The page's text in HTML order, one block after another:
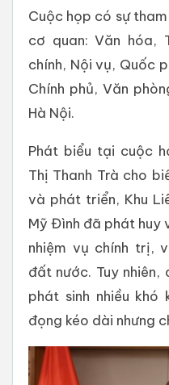
Cuộc họp có sự
cơ quan: Văn hóa,
chính, Nội vụ, Quốc
Chính phủ, Văn
Hà Nội.
Phát biểu tại cuộc
Thị Thanh Trà cho
và phát triển, Khu
Mỹ Đình đã phát
nhiệm vụ chính trị,
đất nước. Tuy
phát sinh nhiều
đọng kéo dài nhưng